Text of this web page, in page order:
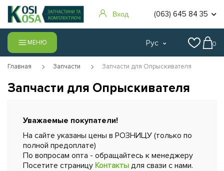
Вход (063) 645 84 35
МЕНЮ Рус 0
Главная Запчасти Запчасти для Опрыскивателя
Запчасти для Опрыскивателя
Уважаемые покупатели!
На сайте указаны цены в РОЗНИЦУ (только по
полной предоплате)
По вопросам опта - обращайтесь к менеджеру
Посетите страницу Контакты для свази с нами.